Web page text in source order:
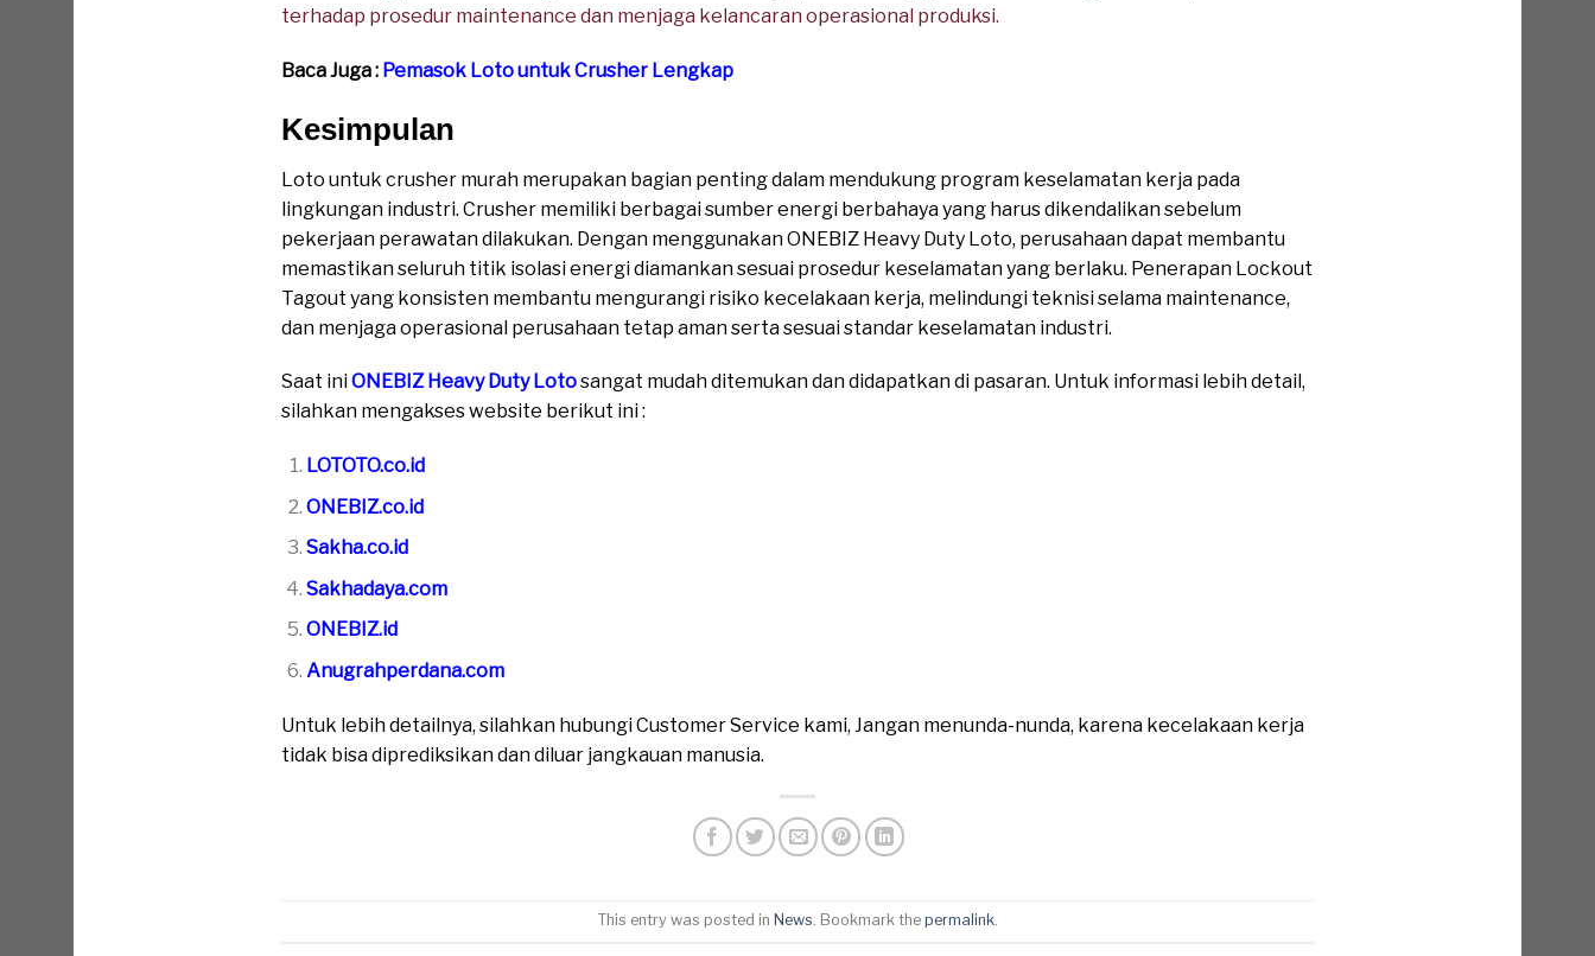
terhadap prosedur maintenance dan menjaga kelancaran operasional produksi.
Baca Juga : Pemasok Loto untuk Crusher Lengkap
Kesimpulan
Loto untuk crusher murah merupakan bagian penting dalam mendukung program keselamatan kerja pada
lingkungan industri. Crusher memiliki berbagai sumber energi berbahaya yang harus dikendalikan sebelum
pekerjaan perawatan dilakukan. Dengan menggunakan ONEBIZ Heavy Duty Loto, perusahaan dapat membantu
memastikan seluruh titik isolasi energi diamankan sesuai prosedur keselamatan yang berlaku. Penerapan Lockout
Tagout yang konsisten membantu mengurangi risiko kecelakaan kerja, melindungi teknisi selama maintenance,
dan menjaga operasional perusahaan tetap aman serta sesuai standar keselamatan industri.
Saat iniONEBIZ Heavy Duty Lotosangat mudah ditemukan dan didapatkan di pasaran. Untuk informasi lebih detail,
silahkan mengakses website berikut ini :
LOTOTO.co.id
ONEBIZ.co.id
Sakha.co.id
Sakhadaya.com
ONEBIZ.id
Anugrahperdana.com
Untuk lebih detailnya, silahkan hubungi Customer Service kami, Jangan menunda-nunda, karena kecelakaan kerja
tidak bisa diprediksikan dan diluar jangkauan manusia.
This entry was posted in News. Bookmark the permalink.